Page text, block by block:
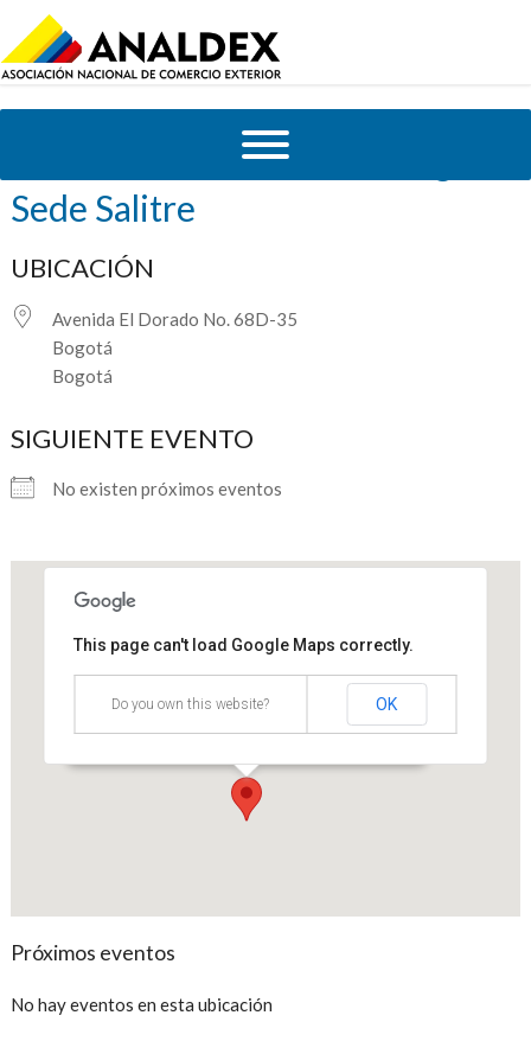
Cámara de Comercio de Bogotá
Sede Salitre
UBICACIÓN
Avenida El Dorado No. 68D-35
Bogotá
Bogotá
SIGUIENTE EVENTO
No existen próximos eventos
Cámara de Comercio de Bogotá
Sede Salitre
This page can't load Google Maps correctly.
Do you own this website? OK
Próximos eventos
No hay eventos en esta ubicación